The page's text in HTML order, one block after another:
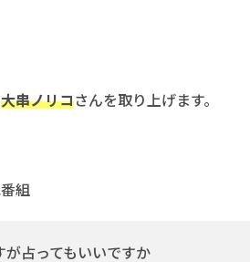
大串ノリコさんを取り上げます。
組
が占ってもいいですか